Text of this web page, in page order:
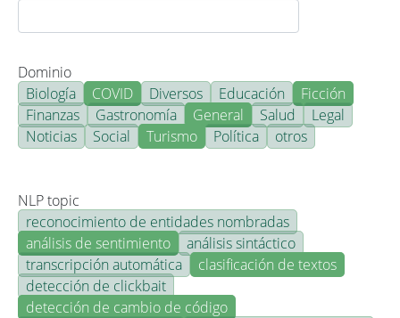
Dominio
Biología
COVID Diversos Educación
Ficción
Finanzas
Gastronomía General Salud
Legal
Noticias
Social Turismo Política otros
NLP topic
reconocimiento de entidades nombradas
análisis de sentimiento
análisis sintáctico
transcripción automática
clasificación de textos
detección de clickbait
detección de cambio de código